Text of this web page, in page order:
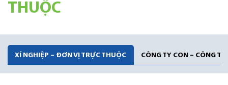
THUỘC
XÍ NGHIỆP – ĐƠN VỊ TRỰC THUỘC CÔNG TY CON – CÔNG TY